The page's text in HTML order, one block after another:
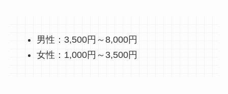
男性：3,500円～8,000円
女性：1,000円～3,500円